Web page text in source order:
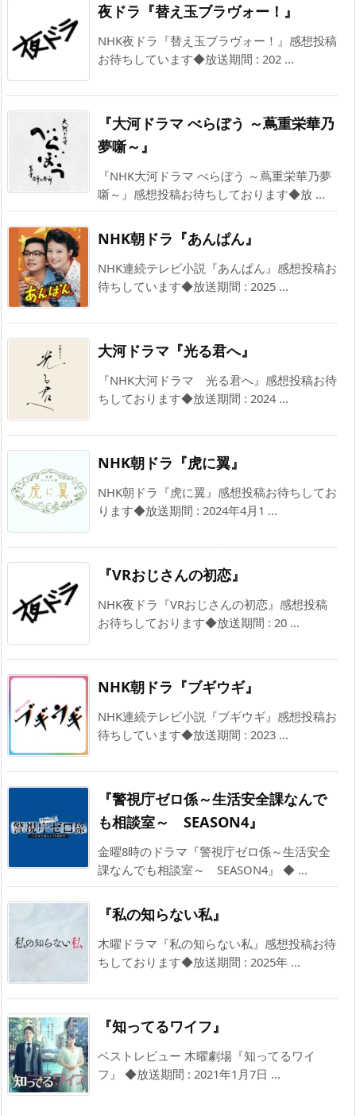
夜ドラ『替え玉ブラヴォー！』
NHK夜ドラ『替え玉ブラヴォー！』感想投稿
お待ちしています◆放送期間 : 202 ...
『大河ドラマ べらぼう ～蔦重栄華乃
夢噺～』
『NHK大河ドラマ べらぼう ～蔦重栄華乃夢
噺～』感想投稿お待ちしております◆放 ...
NHK朝ドラ『あんぱん』
NHK連続テレビ小説『あんぱん』感想投稿お
待ちしています◆放送期間 : 2025 ...
大河ドラマ『光る君へ』
『NHK大河ドラマ 光る君へ』感想投稿お待
ちしております◆放送期間 : 2024 ...
NHK朝ドラ『虎に翼』
NHK朝ドラ『虎に翼』感想投稿お待ちしてお
ります◆放送期間 : 2024年4月1 ...
『VRおじさんの初恋』
NHK夜ドラ『VRおじさんの初恋』感想投稿
お待ちしております◆放送期間 : 20 ...
NHK朝ドラ『ブギウギ』
NHK連続テレビ小説『ブギウギ』感想投稿お
待ちしています◆放送期間 : 2023 ...
『警視庁ゼロ係～生活安全課なんで
も相談室～ SEASON4』
金曜8時のドラマ『警視庁ゼロ係～生活安全
課なんでも相談室～ SEASON4』 ◆ ...
『私の知らない私』
木曜ドラマ『私の知らない私』感想投稿お待
ちしております◆放送期間 : 2025年 ...
『知ってるワイフ』
ベストレビュー 木曜劇場『知ってるワイ
フ』 ◆放送期間 : 2021年1月7日 ...